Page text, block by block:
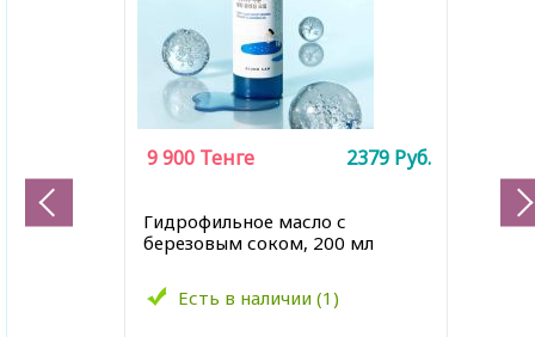
Гидрофильное масло с
березовым соком, 200 мл
Есть в наличии (1)
9 900 Тенге 2379 Руб.